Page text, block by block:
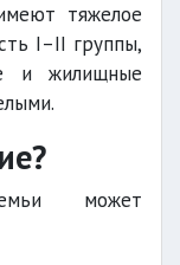
тяжелое
I–II группы,
и жилищные
может